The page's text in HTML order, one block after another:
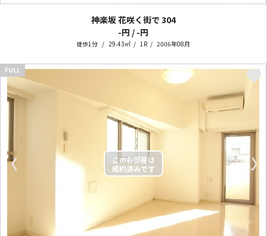
神楽坂 花咲く街で 304
-円 / -円
徒歩1分 29.43㎡ 1R 2006年08月
〈 〉
FULL